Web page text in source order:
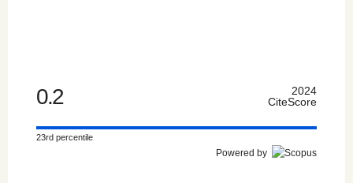
0.2
2024
CiteScore
23rd percentile
Powered by